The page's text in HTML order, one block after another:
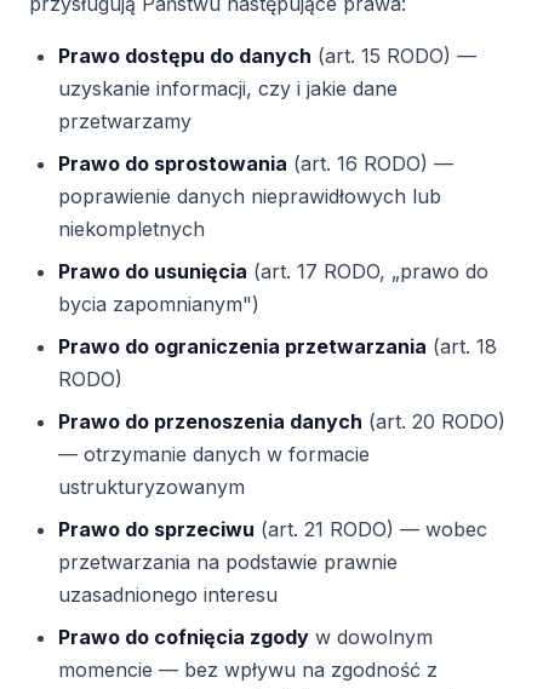
Prawo dostępu do danych (art. 15 RODO) —
uzyskanie informacji, czy i jakie dane
przetwarzamy
Prawo do sprostowania (art. 16 RODO) —
poprawienie danych nieprawidłowych lub
niekompletnych
Prawo do usunięcia (art. 17 RODO, „prawo do
bycia zapomnianym")
Prawo do ograniczenia przetwarzania (art. 18
RODO)
Prawo do przenoszenia danych (art. 20 RODO)
— otrzymanie danych w formacie
ustrukturyzowanym
Prawo do sprzeciwu (art. 21 RODO) — wobec
przetwarzania na podstawie prawnie
uzasadnionego interesu
Prawo do cofnięcia zgody w dowolnym
momencie — bez wpływu na zgodność z